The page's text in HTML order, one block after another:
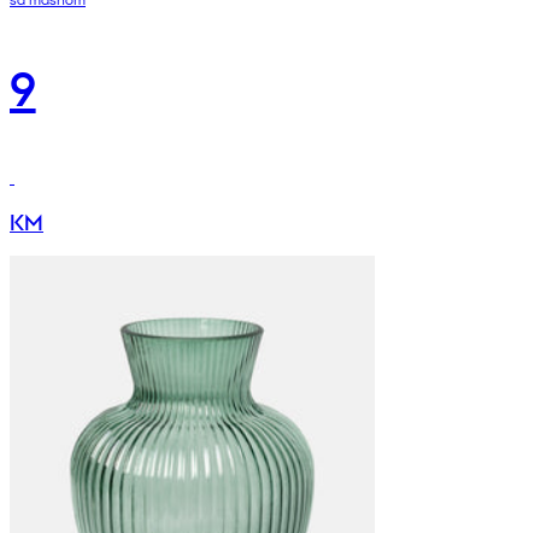
9
KM